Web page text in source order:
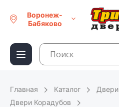
Воронеж-
Бабяково
Главная Каталог
Двери Корадубов